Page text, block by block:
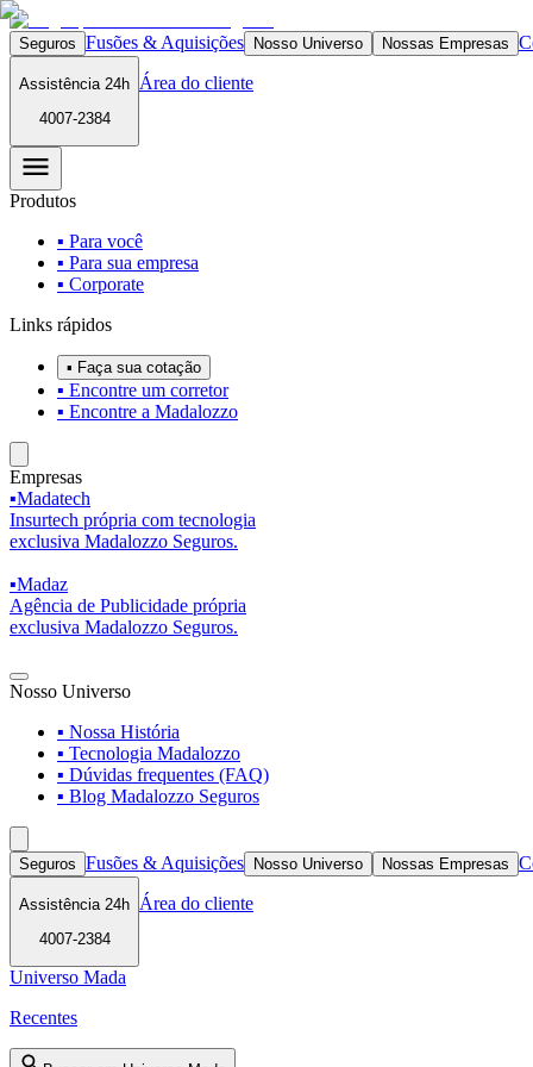
Seguros Fusões & Aquisições Nosso Universo Nossas Empresas
Assistência 24h
4007-2384
Área do cliente
Produtos
▪ Para você
▪ Para sua empresa
▪ Corporate
Links rápidos
▪ Faça sua cotação
▪ Encontre um corretor
▪ Encontre a Madalozzo
Empresas
▪Madatech
Insurtech própria com tecnologia
exclusiva Madalozzo Seguros.
▪Madaz
Agência de Publicidade própria
exclusiva Madalozzo Seguros.
Nosso Universo
▪ Nossa História
▪ Tecnologia Madalozzo
▪ Dúvidas frequentes (FAQ)
▪ Blog Madalozzo Seguros
Seguros Fusões & Aquisições Nosso Universo Nossas Empresas
Assistência 24h
4007-2384
Área do cliente
Universo Mada
Recentes